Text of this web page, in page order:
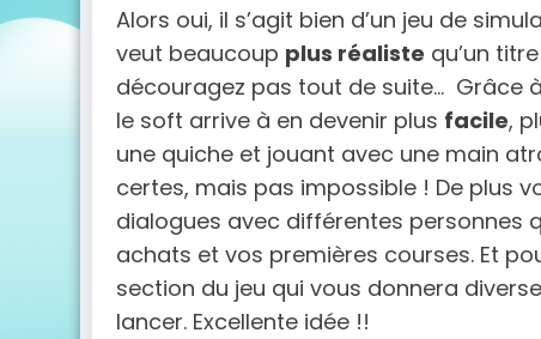
Alors oui, il s’agit bien d’un jeu de
veut beaucoup plus réaliste qu’un
découragez pas tout de suite… Grâce
le soft arrive à en devenir plus facile,
une quiche et jouant avec une main
certes, mais pas impossible ! De plus
dialogues avec différentes personnes
achats et vos premières courses. Et
section du jeu qui vous donnera
lancer. Excellente idée !!